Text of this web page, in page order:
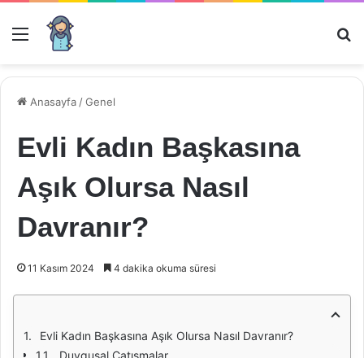
Menü
Anasayfa /Genel
Evli Kadın Başkasına
Aşık Olursa Nasıl
Davranır?
11 Kasım 2024 4 dakika okuma süresi
Evli Kadın Başkasına Aşık Olursa Nasıl Davranır?
Duygusal Çatışmalar